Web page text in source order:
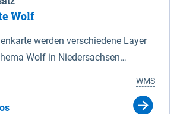
in Tidegewässern, die dem
vor erhöhten Tiden, vor allem
zu dienen bestimmt sind (§2 Abs.3
Sperrwerkes durch Widmung, die
durch Verordnung ausspricht.
Wolf
werden verschiedene Layer
Wolf in Niedersachsen
bestehenden Wolfsterritorien im
WMS